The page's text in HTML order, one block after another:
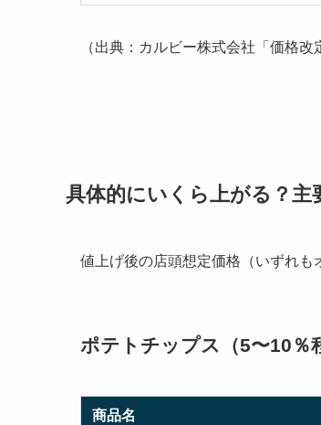
（出典：カルビー株式会社「価格
具体的にいくら上がる？主
値上げ後の店頭想定価格（いずれも
ポテトチップス（5〜10％
商品名